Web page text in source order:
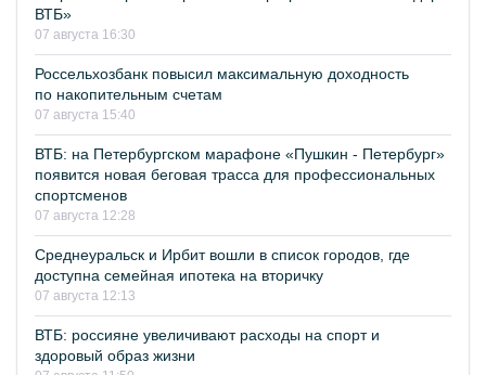
ВТБ»
07 августа 16:30
Россельхозбанк повысил максимальную доходность
по накопительным счетам
07 августа 15:40
ВТБ: на Петербургском марафоне «Пушкин - Петербург»
появится новая беговая трасса для профессиональных
спортсменов
07 августа 12:28
Среднеуральск и Ирбит вошли в список городов, где
доступна семейная ипотека на вторичку
07 августа 12:13
ВТБ: россияне увеличивают расходы на спорт и
здоровый образ жизни